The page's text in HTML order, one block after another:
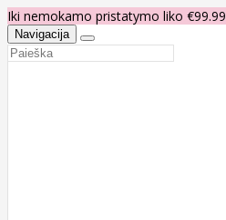
Iki nemokamo pristatymo liko €99.99
Navigacija